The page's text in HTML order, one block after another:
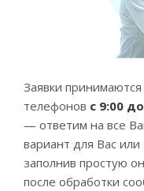
Заявки
телефонов с 9:00
— ответим на все
вариант для Вас или
заполнив простую
после обработки